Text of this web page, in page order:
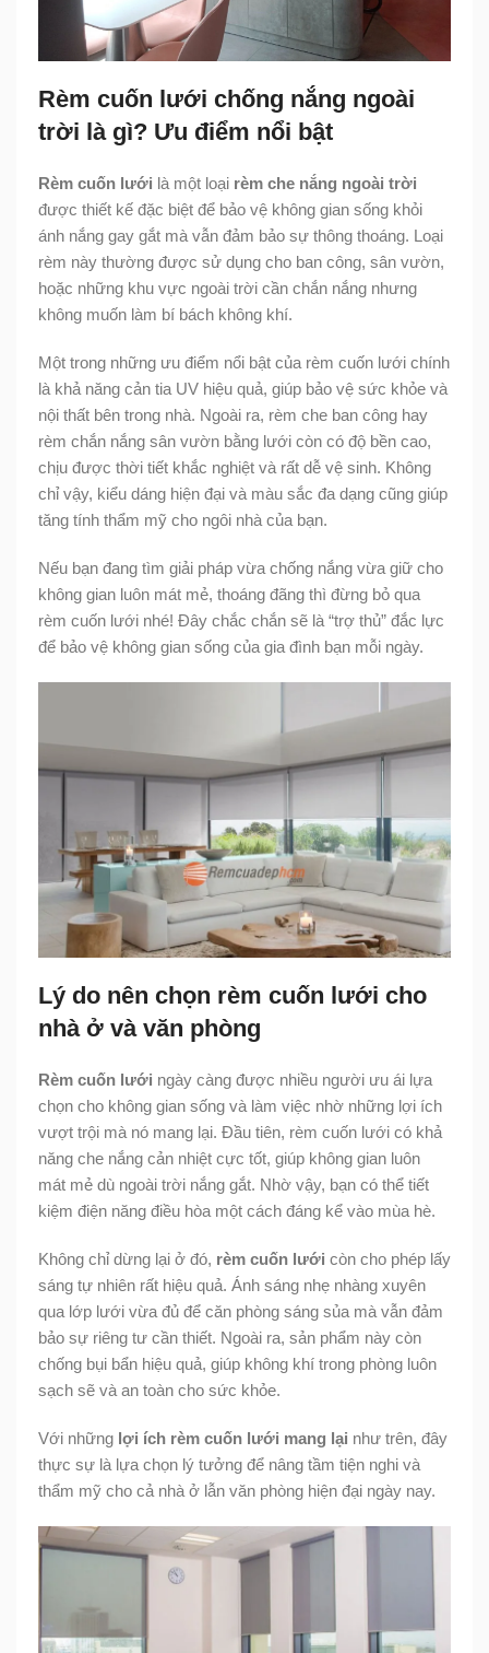
Rèm cuốn lưới chống nắng ngoài
trời là gì? Ưu điểm nổi bật
Rèm cuốn lưới là một loại rèm che nắng ngoài trời
được thiết kế đặc biệt để bảo vệ không gian sống khỏi
ánh nắng gay gắt mà vẫn đảm bảo sự thông thoáng. Loại
rèm này thường được sử dụng cho ban công, sân vườn,
hoặc những khu vực ngoài trời cần chắn nắng nhưng
không muốn làm bí bách không khí.
Một trong những ưu điểm nổi bật của rèm cuốn lưới chính
là khả năng cản tia UV hiệu quả, giúp bảo vệ sức khỏe và
nội thất bên trong nhà. Ngoài ra, rèm che ban công hay
rèm chắn nắng sân vườn bằng lưới còn có độ bền cao,
chịu được thời tiết khắc nghiệt và rất dễ vệ sinh. Không
chỉ vậy, kiểu dáng hiện đại và màu sắc đa dạng cũng giúp
tăng tính thẩm mỹ cho ngôi nhà của bạn.
Nếu bạn đang tìm giải pháp vừa chống nắng vừa giữ cho
không gian luôn mát mẻ, thoáng đãng thì đừng bỏ qua
rèm cuốn lưới nhé! Đây chắc chắn sẽ là “trợ thủ” đắc lực
để bảo vệ không gian sống của gia đình bạn mỗi ngày.
Lý do nên chọn rèm cuốn lưới cho
nhà ở và văn phòng
Rèm cuốn lưới ngày càng được nhiều người ưu ái lựa
chọn cho không gian sống và làm việc nhờ những lợi ích
vượt trội mà nó mang lại. Đầu tiên, rèm cuốn lưới có khả
năng che nắng cản nhiệt cực tốt, giúp không gian luôn
mát mẻ dù ngoài trời nắng gắt. Nhờ vậy, bạn có thể tiết
kiệm điện năng điều hòa một cách đáng kể vào mùa hè.
Không chỉ dừng lại ở đó, rèm cuốn lưới còn cho phép lấy
sáng tự nhiên rất hiệu quả. Ánh sáng nhẹ nhàng xuyên
qua lớp lưới vừa đủ để căn phòng sáng sủa mà vẫn đảm
bảo sự riêng tư cần thiết. Ngoài ra, sản phẩm này còn
chống bụi bẩn hiệu quả, giúp không khí trong phòng luôn
sạch sẽ và an toàn cho sức khỏe.
Với những lợi ích rèm cuốn lưới mang lại như trên, đây
thực sự là lựa chọn lý tưởng để nâng tầm tiện nghi và
thẩm mỹ cho cả nhà ở lẫn văn phòng hiện đại ngày nay.